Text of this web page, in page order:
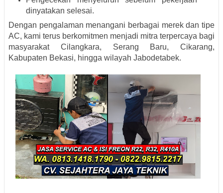
dinyatakan selesai.
Dengan pengalaman menangani berbagai merek dan tipe
AC, kami terus berkomitmen menjadi mitra terpercaya bagi
masyarakat Cilangkara, Serang Baru, Cikarang,
Kabupaten Bekasi, hingga wilayah Jabodetabek.